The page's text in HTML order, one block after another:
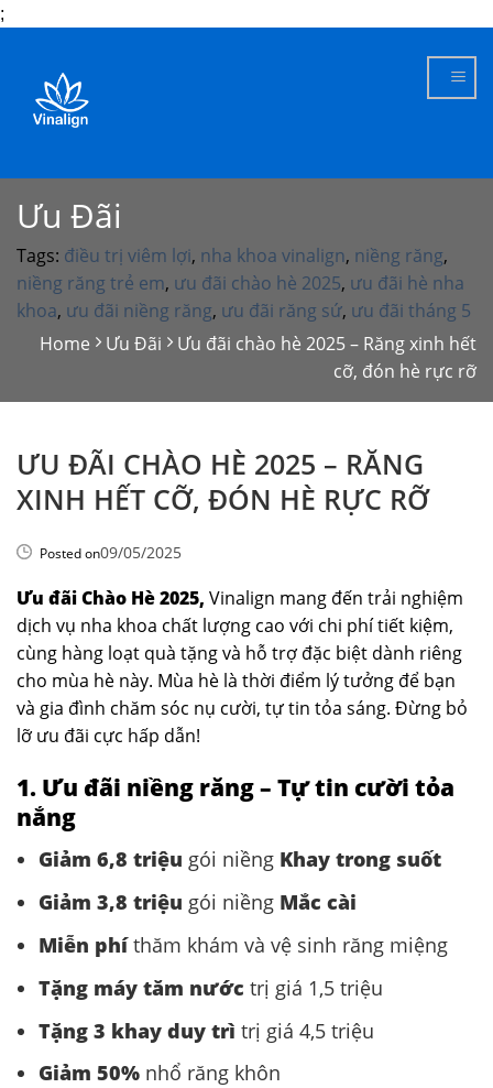
;
content
Ưu Đãi
Tags: điều trị viêm lợi, nha khoa vinalign, niềng răng,
niềng răng trẻ em, ưu đãi chào hè 2025, ưu đãi hè nha
khoa, ưu đãi niềng răng, ưu đãi răng sứ, ưu đãi tháng 5
Home
Ưu Đãi
Ưu đãi chào hè 2025 – Răng xinh hết
cỡ, đón hè rực rỡ
ƯU ĐÃI CHÀO HÈ 2025 – RĂNG
XINH HẾT CỠ, ĐÓN HÈ RỰC RỠ
Posted on09/05/2025
Ưu đãi Chào Hè 2025, Vinalign mang đến trải nghiệm
dịch vụ nha khoa chất lượng cao với chi phí tiết kiệm,
cùng hàng loạt quà tặng và hỗ trợ đặc biệt dành riêng
cho mùa hè này. Mùa hè là thời điểm lý tưởng để bạn
và gia đình chăm sóc nụ cười, tự tin tỏa sáng. Đừng bỏ
lỡ ưu đãi cực hấp dẫn!
1. Ưu đãi niềng răng – Tự tin cười tỏa
nắng
Giảm 6,8 triệu gói niềng Khay trong suốt
Giảm 3,8 triệu gói niềng Mắc cài
Miễn phíthăm khám và vệ sinh răng miệng
Tặng máy tăm nước trị giá 1,5 triệu
Tặng 3 khay duy trì trị giá 4,5 triệu
Giảm 50% nhổ răng khôn